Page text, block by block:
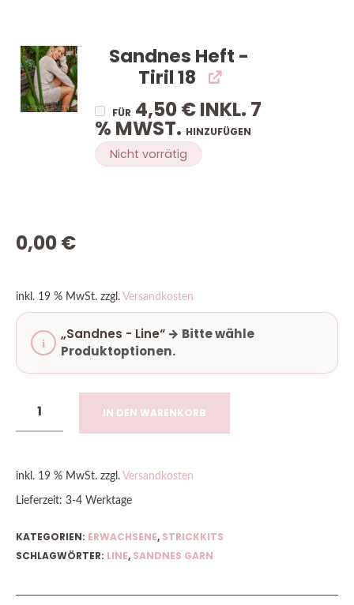
Sandnes Heft -
Tiril 18
FÜR 4,50€INKL. 7
% MWST. HINZUFÜGEN
Nicht vorrätig
0,00€
inkl. 19 % MwSt. zzgl. Versandkosten
„Sandnes - Line“ → Bitte wähle
Produktoptionen.
IN DEN WARENKORB
inkl. 19 % MwSt. zzgl. Versandkosten
Lieferzeit: 3-4 Werktage
KATEGORIEN: ERWACHSENE, STRICKKITS
SCHLAGWÖRTER: LINE, SANDNES GARN